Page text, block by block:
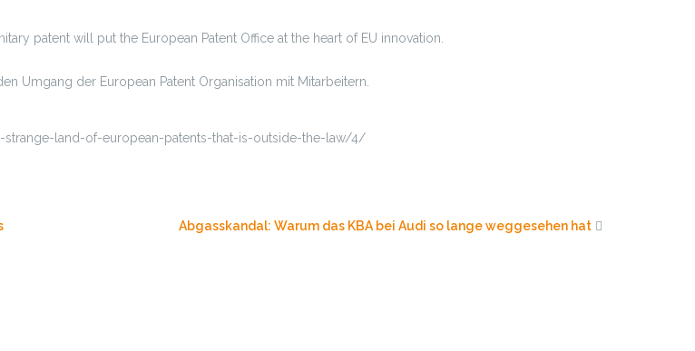
patent will put the European Patent Office at the heart of EU innovation.
Umgang der European Patent Organisation mit Mitarbeitern.
land-of-european-patents-that-is-outside-the-law/4/
Abgasskandal: Warum das KBA bei Audi so lange weggesehen hat